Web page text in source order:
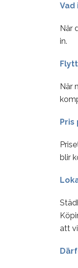
Vad
När
in.
När
Pris
blir
att